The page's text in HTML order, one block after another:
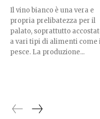
Il vino bianco è una vera e
propria prelibatezza per il
palato, soprattutto
a vari tipi di alimenti come
pesce. La produzione...